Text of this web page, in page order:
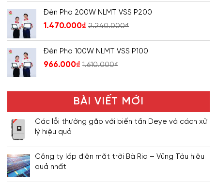
Đèn Pha 200W NLMT VSS P200
1.470.000₫ 2.240.000₫
Đèn Pha 100W NLMT VSS P100
966.000₫ 1.610.000₫
BÀI VIẾT MỚI
Các lỗi thường gặp với biến tần Deye và cách xử
lý hiệu quả
Công ty lắp điện mặt trời Bà Rịa – Vũng Tàu hiệu
quả nhất